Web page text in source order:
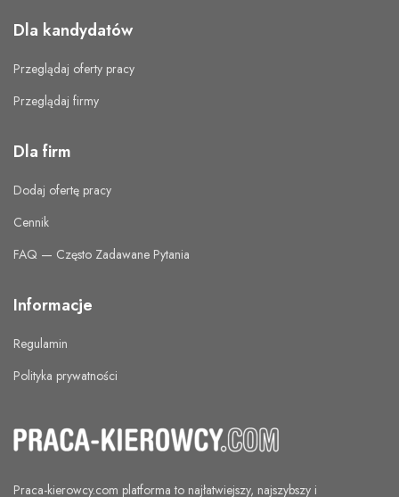
Dla kandydatów
Przeglądaj oferty pracy
Przeglądaj firmy
Dla firm
Dodaj ofertę pracy
Cennik
FAQ — Często Zadawane Pytania
Informacje
Regulamin
Polityka prywatności
Praca-kierowcy.com platforma to najłatwiejszy, najszybszy i